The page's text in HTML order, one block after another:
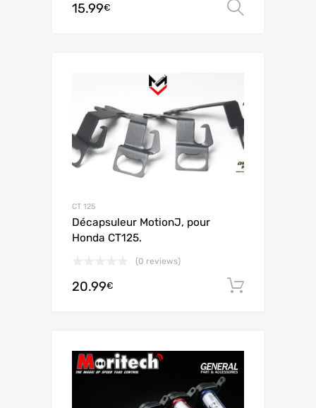
15.99€
CT 125
Décapsuleur MotionJ, pour
Honda CT125.
(0 reviews)
20.99€